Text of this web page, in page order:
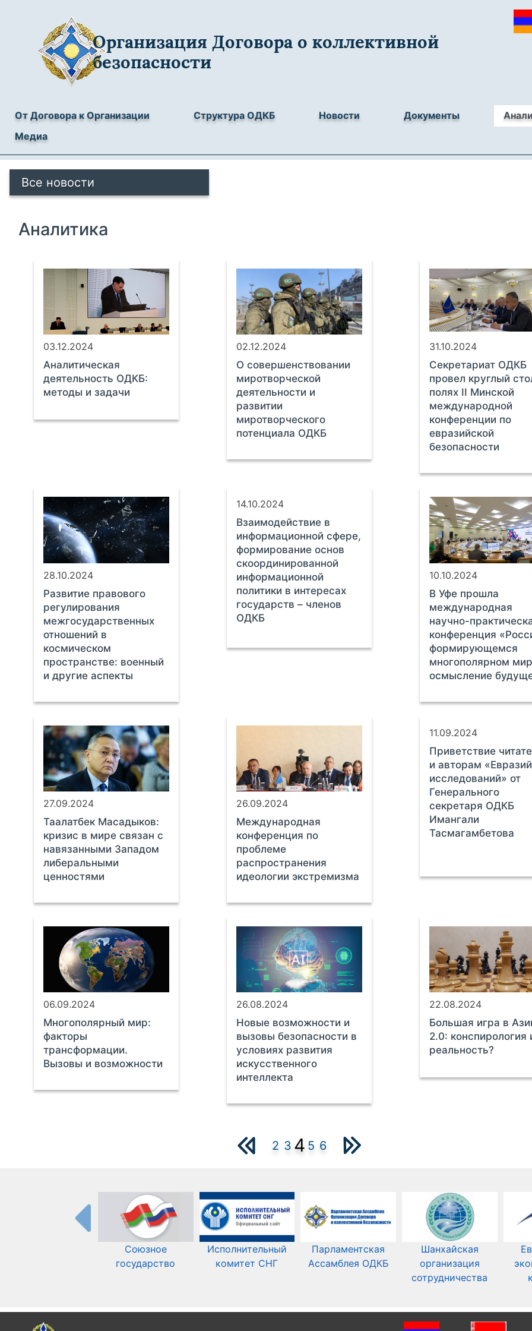
Организация Договора о коллективной
безопасности
От Договора к Организации Структура ОДКБ Новости Документы
Медиа
Все новости
Аналитика
03.12.2024
Аналитическая
деятельность ОДКБ:
методы и задачи
02.12.2024
О совершенствовании
миротворческой
деятельности и
развитии
миротворческого
потенциала ОДКБ
31.10.2024
Секретариат ОДКБ
провел круглый
полях II Минской
международной
конференции по
евразийской
безопасности
28.10.2024
Развитие правового
регулирования
межгосударственных
отношений в
космическом
пространстве: военный
и другие аспекты
14.10.2024
Взаимодействие в
информационной сфере,
формирование основ
скоординированной
информационной
политики в интересах
государств – членов
ОДКБ
10.10.2024
В Уфе прошла
международная
научно-
конференция
формирующемся
многополярном
осмысление
27.09.2024
Таалатбек Масадыков:
кризис в мире связан с
навязанными Западом
либеральными
ценностями
26.09.2024
Международная
конференция по
проблеме
распространения
идеологии экстремизма
11.09.2024
Приветствие
и авторам
исследований» от
Генерального
секретаря ОДКБ
Имангали
Тасмагамбетова
06.09.2024
Многополярный мир:
факторы
трансформации.
Вызовы и возможности
26.08.2024
Новые возможности и
вызовы безопасности в
условиях развития
искусственного
интеллекта
22.08.2024
Большая игра в
2.0: конспирология
реальность?
2 3 4 5 6
Союзное
государство
Исполнительный
комитет СНГ
Парламентская
Ассамблея ОДКБ
Шанхайская
организация
сотрудничества